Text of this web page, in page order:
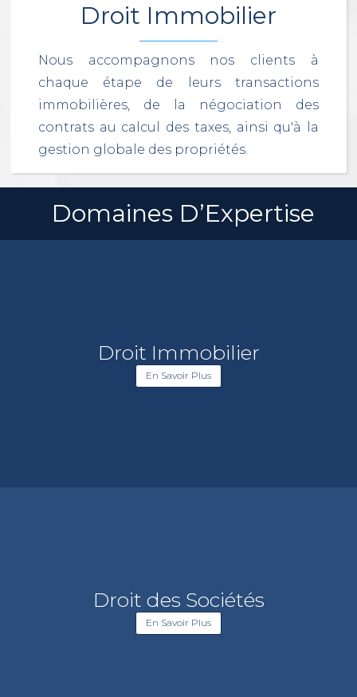
Droit Immobilier
Nous accompagnons nos clients à
chaque étape de leurs transactions
immobilières, de la négociation des
contrats au calcul des taxes, ainsi qu'à la
gestion globale des propriétés.
Domaines D’Expertise
Droit Immobilier
En Savoir Plus
Droit des Sociétés
En Savoir Plus